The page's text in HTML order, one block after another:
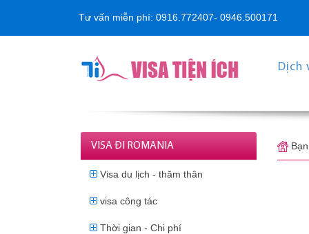
Tư vấn miễn phí: 0916.772407- 0946.500171
Dịch
VISA ĐI ROMANIA
Visa du lịch - thăm thân
visa công tác
Thời gian - Chi phí